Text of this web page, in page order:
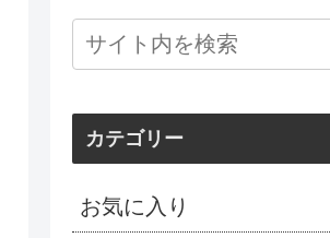
カテゴリー
お気に入り